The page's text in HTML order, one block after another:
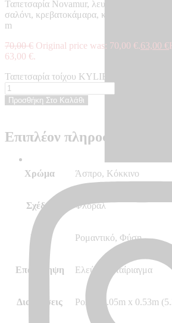
Ταπετσαρία Novamur, λευκή, κόκκινη,
σαλόνι, κρεβατοκάμαρα, κουζίνα – Made
m
70,00€ Original price was: 70,00 €.63,00 €
63,00 €.
Ταπετσαρία τοίχου KYLIE - KY81626
Προσθήκη Στο Καλάθι
Επιπλέον πληροφορίες
Χρώμα Άσπρο, Κόκκινο
Σχέδιο Φλοράλ
Στυλ Ρομαντικό, Φύση
Επανάληψη Ελεύθερο ταίριαγμα
Διαστάσεις Ρολό 10.05m x 0.53m